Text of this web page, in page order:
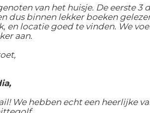
van het huisje. De eerste
dus binnen lekker boeken
en locatie goed te vinden. We
aan.
We hebben echt een heerlijke